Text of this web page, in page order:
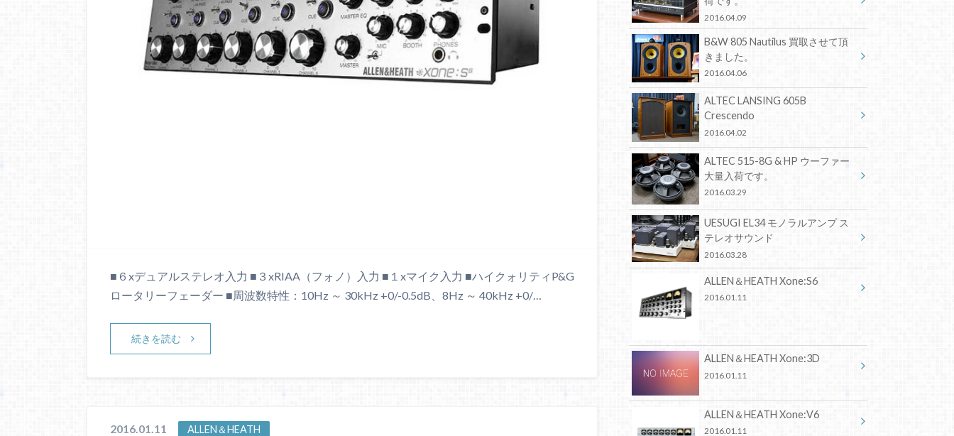
■６xデュアルステレオ入力 ■３xRIAA（フォノ）入力 ■１xマイク入力 ■ハイクォリティP&G
ロータリーフェーダー ■周波数特性：10Hz ～ 30kHz +0/-0.5dB、8Hz ～ 40kHz +0/…
続きを読む
2016.01.11 ALLEN＆HEATH
2016.04.09
B&W 805 Nautilus 買取させて頂
きました。
2016.04.06
ALTEC LANSING 605B
Crescendo
2016.04.02
ALTEC 515-8G & HP ウーファー
大量入荷です。
2016.03.29
UESUGI EL34 モノラルアンプ ス
テレオサウンド
2016.03.28
ALLEN＆HEATH Xone:S6
2016.01.11
ALLEN＆HEATH Xone:3D
2016.01.11
ALLEN＆HEATH Xone:V6
2016.01.11